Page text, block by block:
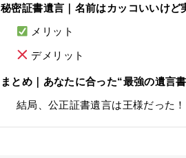
秘密証書遺言｜名前はカッコいいけ
メリット
デメリット
まとめ｜あなたに合った“最強の遺言
結局、公正証書遺言は王様だった！